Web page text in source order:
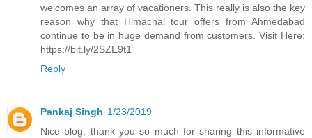
welcomes an array of vacationers. This really is also the key
reason why that Himachal tour offers from Ahmedabad
continue to be in huge demand from customers. Visit Here:
https://bit.ly/2SZE9t1
Reply
Pankaj Singh 1/23/2019
Nice blog, thank you so much for sharing this informative